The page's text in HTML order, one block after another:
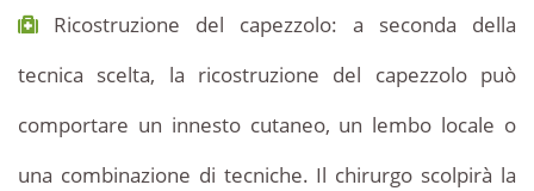
Ricostruzione del capezzolo: a seconda della
tecnica scelta, la ricostruzione del capezzolo può
comportare un innesto cutaneo, un lembo locale o
una combinazione di tecniche. Il chirurgo scolpirà la